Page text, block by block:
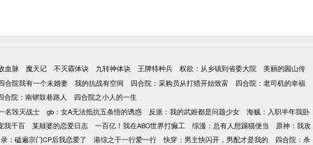
血脉 魔天记 不灭霸体诀 九转神体诀 王牌特种兵 权欲：从乡镇到省委大院 美丽的圌山传
合院我有一个未婚妻 我的抗战有空间 四合院：采购员从打猎开始致富
四合院：老司机的幸福
合院：南锣鼓巷路人 四合院之小人的一生
名毁灭战士 gb：女A无法抵抗五条悟的诱惑 反派：我的武姬都是问题少女
海贼：入职半年我卧
我千百 某颠婆的恋爱日志 一百亿！我在ABO世界打癫工 综漫：总有人想踢猫便当
原神：我攻
：磕遍宗门CP后我恋爱了 港综之干一行爱一行 快穿：男主快闪开，男配才是我的
四合院：杀